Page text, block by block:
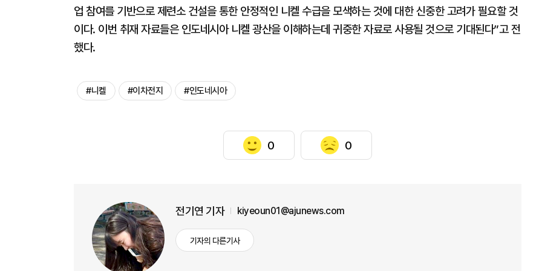
업 참여를 기반으로 제련소 건설을 통한 안정적인 니켈 수급을 모색하는 것에 대한 신중한 고려가 필요할 것
이다. 이번 취재 자료들은 인도네시아 니켈 광산을 이해하는데 귀중한 자료로 사용될 것으로 기대된다”고 전
했다.
#니켈 #이차전지 #인도네시아
0 0
전기연 기자 kiyeoun01@ajunews.com
기자의 다른기사